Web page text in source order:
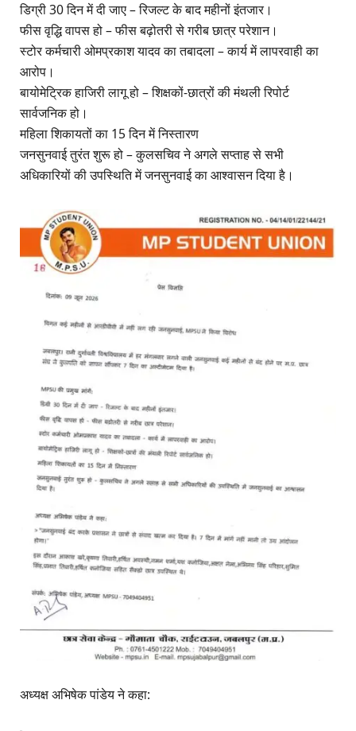
डिग्री 30 दिन में दी जाए – रिजल्ट के बाद महीनों इंतजार।
फीस वृद्धि वापस हो – फीस बढ़ोतरी से गरीब छात्र परेशान।
स्टोर कर्मचारी ओमप्रकाश यादव का तबादला – कार्य में लापरवाही का
आरोप।
बायोमेट्रिक हाजिरी लागू हो – शिक्षकों-छात्रों की मंथली रिपोर्ट
सार्वजनिक हो।
महिला शिकायतों का 15 दिन में निस्तारण
जनसुनवाई तुरंत शुरू हो – कुलसचिव ने अगले सप्ताह से सभी
अधिकारियों की उपस्थिति में जनसुनवाई का आश्वासन दिया है।
अध्यक्ष अभिषेक पांडेय ने कहा: